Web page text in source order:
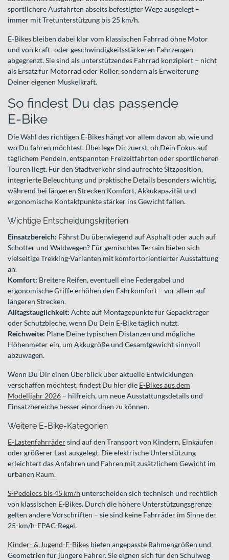
sportlichere Ausfahrten abseits befestigter Wege ausgelegt –
immer mit Tretunterstützung bis 25 km/h.
E-Bikes bleiben dabei klar vom klassischen Fahrrad ohne Motor
und von kraft- oder geschwindigkeitsstärkeren Fahrzeugen
abgegrenzt. Sie sind als unterstützendes Fahrrad konzipiert – nicht
als Ersatz für Motorrad oder Roller, sondern als Erweiterung
Deiner eigenen Muskelkraft.
So findest Du das passende
E‑Bike
Die Wahl des richtigen E-Bikes hängt vor allem davon ab, wie und
wo Du fahren möchtest. Überlege Dir zuerst, ob Dein Fokus auf
täglichem Pendeln, entspannten Freizeitfahrten oder sportlicheren
Touren liegt. Für den Stadtverkehr sind aufrechte Sitzposition,
integrierte Beleuchtung und praktische Details besonders wichtig,
während bei längeren Strecken Komfort, Akkukapazität und
ergonomische Kontaktpunkte stärker ins Gewicht fallen.
Wichtige Entscheidungskriterien
Einsatzbereich: Fährst Du überwiegend auf Asphalt oder auch auf
Schotter und Waldwegen? Für gemischtes Terrain bieten sich
vielseitige Trekking-Varianten mit komfortorientierter Ausstattung
an.
Komfort: Breitere Reifen, eventuell eine Federgabel und
ergonomische Griffe erhöhen den Fahrkomfort – vor allem auf
längeren Strecken.
Alltagstauglichkeit: Achte auf Montagepunkte für Gepäckträger
oder Schutzbleche, wenn Du Dein E-Bike täglich nutzt.
Reichweite: Plane Deine typischen Distanzen und mögliche
Höhenmeter ein, um Akkugröße und Gesamtgewicht sinnvoll
abzuwägen.
Wenn Du Dir einen Überblick über aktuelle Entwicklungen
verschaffen möchtest, findest Du hier die E-Bikes aus dem
Modelljahr 2026 – hilfreich, um neue Ausstattungsdetails und
Einsatzbereiche besser einordnen zu können.
Weitere E-Bike-Kategorien
E-Lastenfahrrädersind auf den Transport von Kindern, Einkäufen
oder größerer Last ausgelegt. Die elektrische Unterstützung
erleichtert das Anfahren und Fahren mit zusätzlichem Gewicht im
urbanen Raum.
S-Pedelecs bis 45 km/h unterscheiden sich technisch und rechtlich
von klassischen E-Bikes. Durch die höhere Unterstützungsgrenze
gelten andere Vorschriften – sie sind keine Fahrräder im Sinne der
25-km/h-EPAC-Regel.
Kinder- & Jugend-E-Bikes bieten angepasste Rahmengrößen und
Geometrien für jüngere Fahrer. Sie eignen sich für den Schulweg